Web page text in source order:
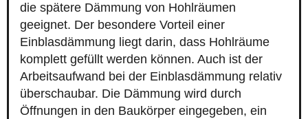
die spätere Dämmung von Hohlräumen
geeignet. Der besondere Vorteil einer
Einblasdämmung liegt darin, dass Hohlräume
komplett gefüllt werden können. Auch ist der
Arbeitsaufwand bei der Einblasdämmung relativ
überschaubar. Die Dämmung wird durch
Öffnungen in den Baukörper eingegeben, ein